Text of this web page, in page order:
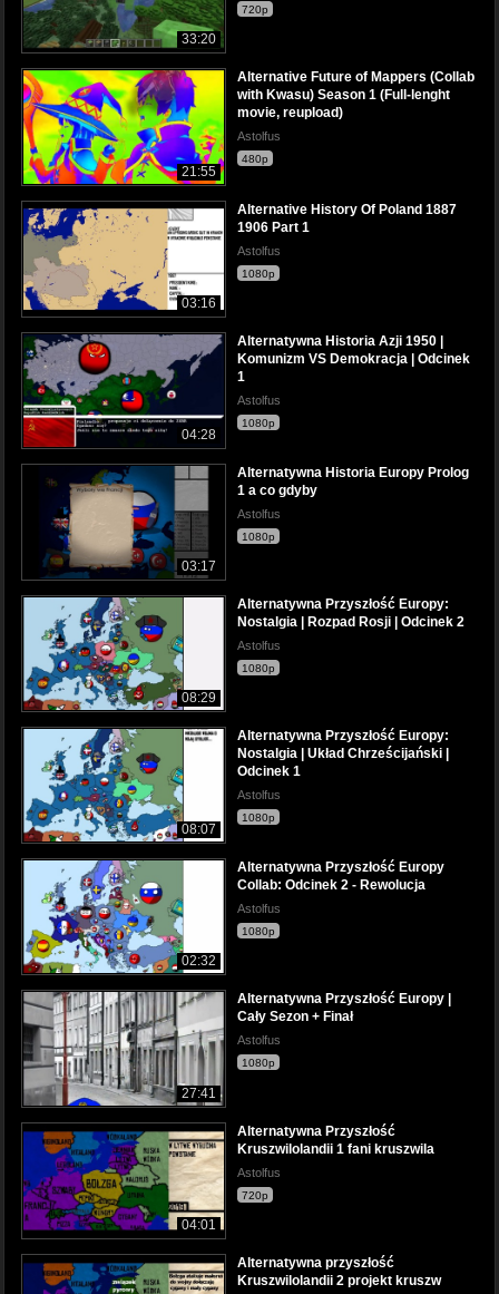
33:20
720p
21:55
Alternative Future of Mappers (Collab
with Kwasu) Season 1 (Full-lenght
movie, reupload)
Astolfus
480p
03:16
Alternative History Of Poland 1887
1906 Part 1
Astolfus
1080p
04:28
Alternatywna Historia Azji 1950 |
Komunizm VS Demokracja | Odcinek
1
Astolfus
1080p
03:17
Alternatywna Historia Europy Prolog
1 a co gdyby
Astolfus
1080p
08:29
Alternatywna Przyszłość Europy:
Nostalgia | Rozpad Rosji | Odcinek 2
Astolfus
1080p
08:07
Alternatywna Przyszłość Europy:
Nostalgia | Układ Chrześcijański |
Odcinek 1
Astolfus
1080p
02:32
Alternatywna Przyszłość Europy
Collab: Odcinek 2 - Rewolucja
Astolfus
1080p
27:41
Alternatywna Przyszłość Europy |
Cały Sezon + Finał
Astolfus
1080p
04:01
Alternatywna Przyszłość
Kruszwilolandii 1 fani kruszwila
Astolfus
720p
Alternatywna przyszłość
Kruszwilolandii 2 projekt kruszw